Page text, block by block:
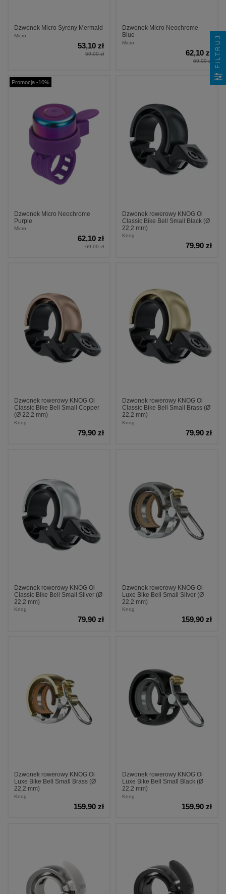
Dzwonek Micro Syreny Mermaid
Micro
53,10 zł
59,00 zł
Dzwonek Micro Neochrome
Blue
Micro
62,10 zł
69,00 zł
Promocja -10%
Dzwonek Micro Neochrome
Purple
Micro
62,10 zł
69,00 zł
Dzwonek rowerowy KNOG Oi
Classic Bike Bell Small Black (Ø
22,2 mm)
Knog
79,90 zł
Dzwonek rowerowy KNOG Oi
Classic Bike Bell Small Copper
(Ø 22,2 mm)
Knog
79,90 zł
Dzwonek rowerowy KNOG Oi
Classic Bike Bell Small Brass (Ø
22,2 mm)
Knog
79,90 zł
Dzwonek rowerowy KNOG Oi
Classic Bike Bell Small Silver (Ø
22,2 mm)
Knog
79,90 zł
Dzwonek rowerowy KNOG Oi
Luxe Bike Bell Small Silver (Ø
22,2 mm)
Knog
159,90 zł
Dzwonek rowerowy KNOG Oi
Luxe Bike Bell Small Brass (Ø
22,2 mm)
Knog
159,90 zł
Dzwonek rowerowy KNOG Oi
Luxe Bike Bell Small Black (Ø
22,2 mm)
Knog
159,90 zł
FILTRUJ